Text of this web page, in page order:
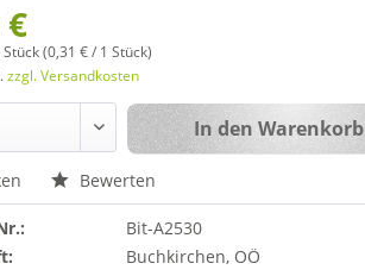
€
Stück (0,31 € / 1 Stück)
zzgl. Versandkosten
In den Warenkorb
Bewerten
Bit-A2530
Buchkirchen, OÖ